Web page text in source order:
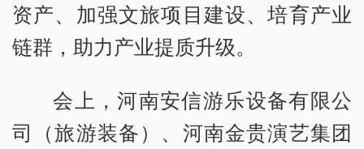
资产、加强文旅项目建设、培育产业
链群，助力产业提质升级。
会上，河南安信游乐设备有限公
司（旅游装备）、河南金贵演艺集团